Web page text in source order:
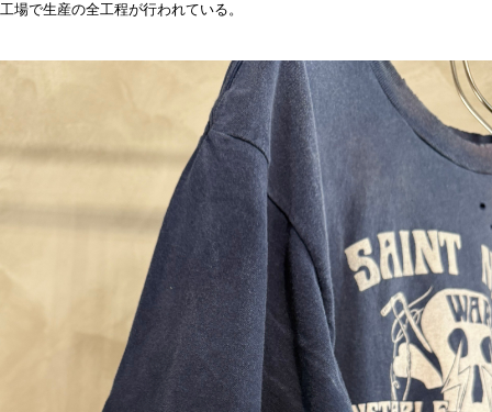
工場で生産の全工程が行われている。